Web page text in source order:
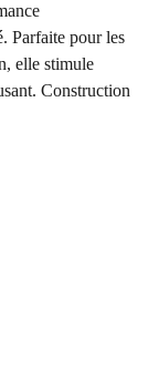
Parfaite pour les
elle stimule
Construction